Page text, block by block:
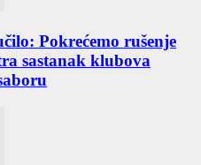
Pokrećemo rušenje
sastanak klubova